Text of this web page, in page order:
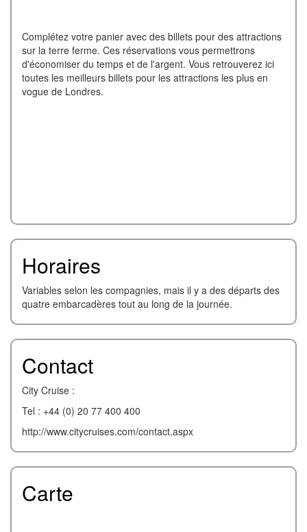
Complétez votre panier avec des billets pour des attractions
sur la terre ferme. Ces réservations vous permettrons
d'économiser du temps et de l'argent. Vous retrouverez ici
toutes les meilleurs billets pour les attractions les plus en
vogue de Londres.
Horaires
Variables selon les compagnies, mais il y a des départs des
quatre embarcadères tout au long de la journée.
Contact
City Cruise :
Tel : +44 (0) 20 77 400 400
http://www.citycruises.com/contact.aspx
Carte